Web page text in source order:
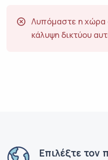
Λυπόμαστε η χώρα
κάλυψη δικτύου
Επιλέξτε τον